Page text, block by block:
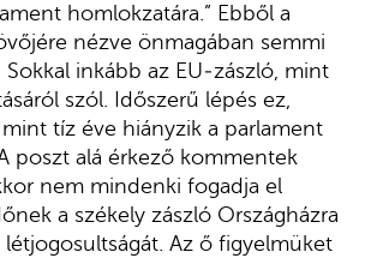
homlokzatára.” Ebből a
nézve önmagában semmi
inkább az EU‑zászló, mint
szól. Időszerű lépés ez,
tíz éve hiányzik a parlament
poszt alá érkező kommentek
nem mindenki fogadja el
a székely zászló Országházra
Az ő figyelmüket